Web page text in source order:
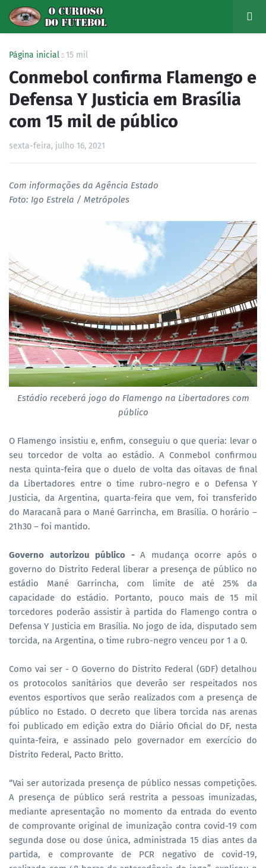
Página inicial 15 mil
Conmebol confirma Flamengo e
Defensa Y Justicia em Brasília
com 15 mil de público
sexta-feira, julho 16, 2021
Com informações da Agência Estado
Foto: Igo Estrela / Metrópoles
Estádio receberá jogo do Flamengo na Libertadores com
público
O Flamengo insistiu e, enfim, conseguiu o que queria: levar o
seu torcedor de volta ao estádio. A Conmebol confirmou
nesta quinta-feira que o duelo de volta das oitavas de final
da Libertadores entre o time rubro-negro e o Defensa Y
Justicia, da Argentina, quarta-feira que vem, foi transferido
do Maracanã para o Mané Garrincha, em Brasília. O horário –
21h30 – foi mantido.
Governo autorizou público - A mudança ocorre após o
governo do Distrito Federal liberar a presença de público no
estádio Mané Garrincha, com limite de até 25% da
capacidade do estádio. Portanto, pouco mais de 15 mil
torcedores poderão assistir à partida do Flamengo contra o
Defensa Y Justicia em Brasília. No jogo de ida, disputado sem
torcida, na Argentina, o time rubro-negro venceu por 1 a 0.
Como vai ser - O Governo do Distrito Federal (GDF) detalhou
os protocolos sanitários que deverão ser respeitados nos
eventos esportivos que serão realizados com a presença de
público no Estado. O decreto que libera torcida nas arenas
foi publicado em edição extra do Diário Oficial do DF, nesta
quinta-feira, e assinado pelo governador em exercício do
Distrito Federal, Pacto Britto.
“Vai ser autorizada presença de público nessas competições.
A presença de público será restrita a pessoas imunizadas,
mediante apresentação no momento da entrada do evento
de comprovante original de imunização contra covid-19 com
segunda dose ou dose única, administrada 15 dias antes da
partida, e comprovante de PCR negativo de covid-19,